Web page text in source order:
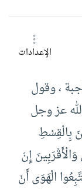
حجم الخطالإعدادات
، وقول
عز وجل
بِالْقِسْطِ
إِنْ
الْهَوَى أَنْ